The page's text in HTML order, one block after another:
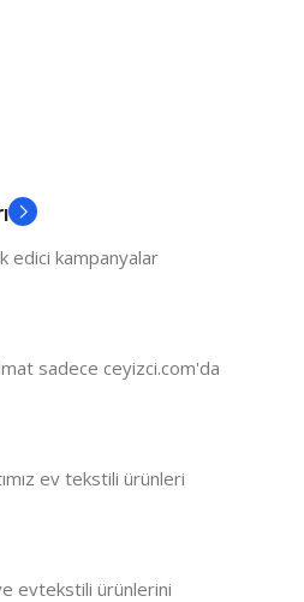
edici kampanyalar
sadece ceyizci.com'da
ev tekstili ürünleri
evtekstili ürünlerini